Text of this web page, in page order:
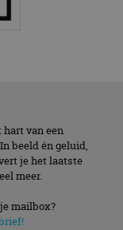
van een
beeld én geluid,
je het laatste
meer.
mailbox?